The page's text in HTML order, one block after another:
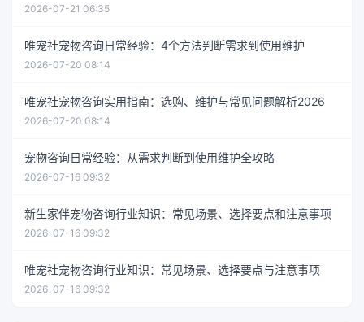
2026-07-21 06:35
唯宠社宠物咨询日常经验：4个方法判断需求到使用维护
2026-07-20 08:14
唯宠社宠物咨询实用指南：选购、维护与常见问题解析2026
2026-07-20 08:14
宠物咨询日常经验：从需求判断到使用维护全攻略
2026-07-16 09:32
新生家伴宠物咨询行业知识：常见场景、选择要点和注意事项
2026-07-16 09:32
唯宠社宠物咨询行业知识：常见场景、选择要点与注意事项
2026-07-16 09:32